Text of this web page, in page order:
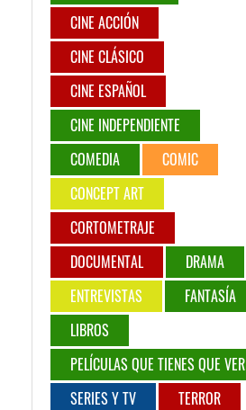
CINE ACCIÓN
CINE CLÁSICO
CINE ESPAÑOL
CINE INDEPENDIENTE
COMEDIA
COMIC
CONCEPT ART
CORTOMETRAJE
DOCUMENTAL
DRAMA
ENTREVISTAS
FANTASÍA
LIBROS
PELÍCULAS QUE TIENES QUE VER
SERIES Y TV
TERROR